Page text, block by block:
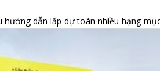
hướng dẫn lập dự toán nhiều hạng